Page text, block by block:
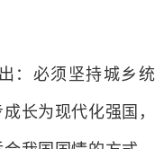
必须坚持城乡统
长为现代化强国，